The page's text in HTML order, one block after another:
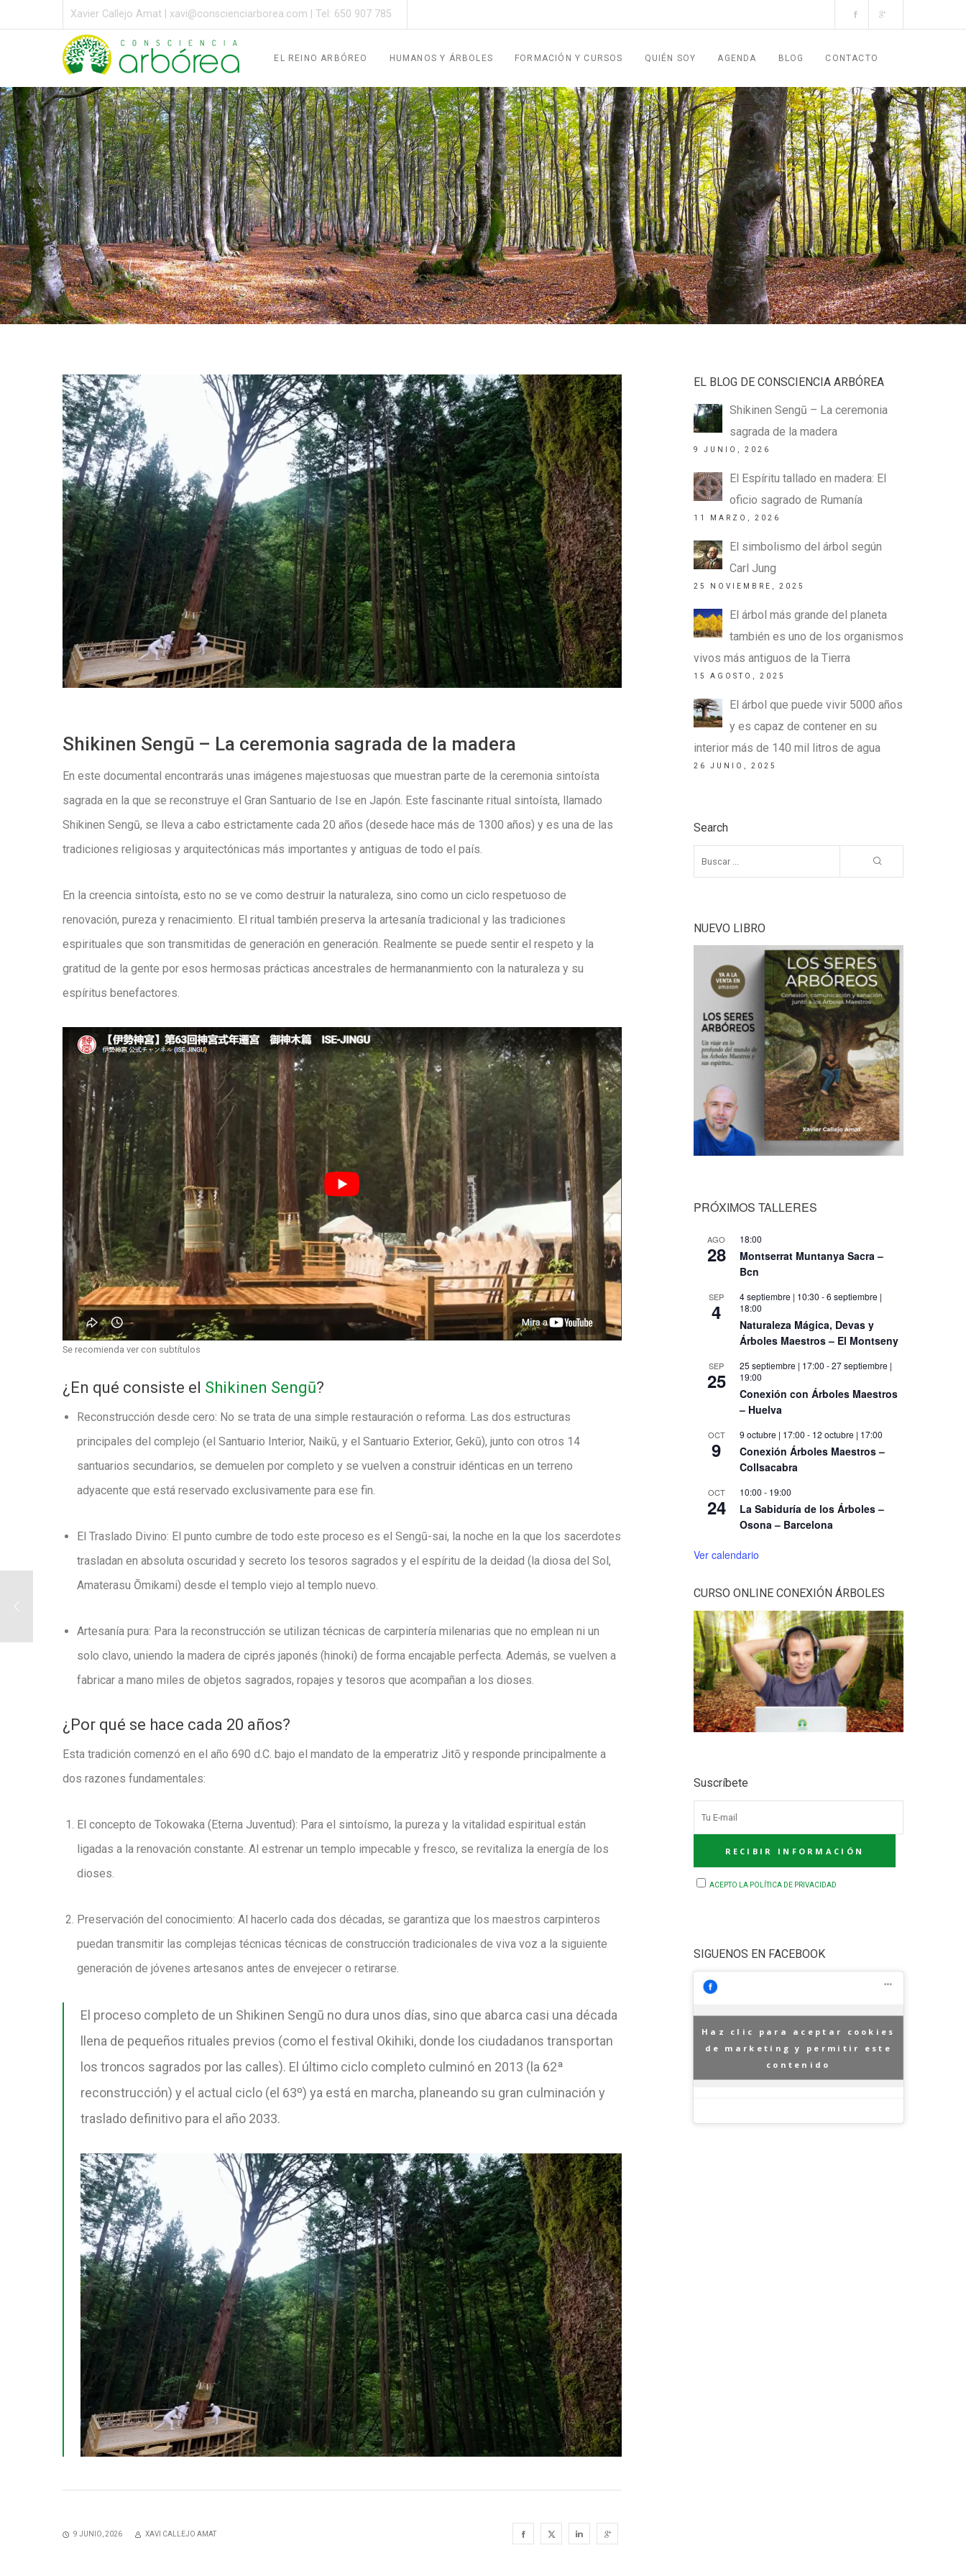
Xavier Callejo Amat | xavi@conscienciarborea.com | Tel: 650 907 785
EL REINO ARBÓREO HUMANOS Y ÁRBOLES FORMACIÓN Y CURSOS QUIÉN SOY AGENDA BLOG CONTACTO
Shikinen Sengū – La ceremonia sagrada de la madera
En este documental encontrarás unas imágenes majestuosas que muestran parte de la ceremonia sintoísta
sagrada en la que se reconstruye el Gran Santuario de Ise en Japón. Este fascinante ritual sintoísta, llamado
Shikinen Sengū, se lleva a cabo estrictamente cada 20 años (desede hace más de 1300 años) y es una de las
tradiciones religiosas y arquitectónicas más importantes y antiguas de todo el país.
En la creencia sintoísta, esto no se ve como destruir la naturaleza, sino como un ciclo respetuoso de
renovación, pureza y renacimiento. El ritual también preserva la artesanía tradicional y las tradiciones
espirituales que son transmitidas de generación en generación. Realmente se puede sentir el respeto y la
gratitud de la gente por esos hermosas prácticas ancestrales de hermananmiento con la naturaleza y su
espíritus benefactores.
Se recomienda ver con subtítulos
¿En qué consiste el Shikinen Sengū?
Reconstrucción desde cero: No se trata de una simple restauración o reforma. Las dos estructuras
principales del complejo (el Santuario Interior, Naikū, y el Santuario Exterior, Gekū), junto con otros 14
santuarios secundarios, se demuelen por completo y se vuelven a construir idénticas en un terreno
adyacente que está reservado exclusivamente para ese fin.
El Traslado Divino: El punto cumbre de todo este proceso es el Sengū-sai, la noche en la que los sacerdotes
trasladan en absoluta oscuridad y secreto los tesoros sagrados y el espíritu de la deidad (la diosa del Sol,
Amaterasu Ōmikami) desde el templo viejo al templo nuevo.
Artesanía pura: Para la reconstrucción se utilizan técnicas de carpintería milenarias que no emplean ni un
solo clavo, uniendo la madera de ciprés japonés (hinoki) de forma encajable perfecta. Además, se vuelven a
fabricar a mano miles de objetos sagrados, ropajes y tesoros que acompañan a los dioses.
¿Por qué se hace cada 20 años?
Esta tradición comenzó en el año 690 d.C. bajo el mandato de la emperatriz Jitō y responde principalmente a
dos razones fundamentales:
El concepto de Tokowaka (Eterna Juventud): Para el sintoísmo, la pureza y la vitalidad espiritual están
ligadas a la renovación constante. Al estrenar un templo impecable y fresco, se revitaliza la energía de los
dioses.
Preservación del conocimiento: Al hacerlo cada dos décadas, se garantiza que los maestros carpinteros
puedan transmitir las complejas técnicas técnicas de construcción tradicionales de viva voz a la siguiente
generación de jóvenes artesanos antes de envejecer o retirarse.
El proceso completo de un Shikinen Sengū no dura unos días, sino que abarca casi una década
llena de pequeños rituales previos (como el festival Okihiki, donde los ciudadanos transportan
los troncos sagrados por las calles). El último ciclo completo culminó en 2013 (la 62ª
reconstrucción) y el actual ciclo (el 63º) ya está en marcha, planeando su gran culminación y
traslado definitivo para el año 2033.
9 JUNIO, 2026 XAVI CALLEJO AMAT
EL BLOG DE CONSCIENCIA ARBÓREA
Shikinen Sengū – La ceremonia
sagrada de la madera
9 JUNIO, 2026
El Espíritu tallado en madera: El
oficio sagrado de Rumanía
11 MARZO, 2026
El simbolismo del árbol según
Carl Jung
25 NOVIEMBRE, 2025
El árbol más grande del planeta
también es uno de los organismos
vivos más antiguos de la Tierra
15 AGOSTO, 2025
El árbol que puede vivir 5000 años
y es capaz de contener en su
interior más de 140 mil litros de agua
26 JUNIO, 2025
Search
NUEVO LIBRO
PRÓXIMOS TALLERES
AGO
28
18:00
Montserrat Muntanya Sacra –
Bcn
SEP
4
4 septiembre | 10:30 -6 septiembre |
18:00
Naturaleza Mágica, Devas y
Árboles Maestros – El Montseny
SEP
25
25 septiembre | 17:00 -27 septiembre |
19:00
Conexión con Árboles Maestros
– Huelva
OCT
9
9 octubre | 17:00 - 12 octubre | 17:00
Conexión Árboles Maestros –
Collsacabra
OCT
24
10:00 - 19:00
La Sabiduría de los Árboles –
Osona – Barcelona
Ver calendario
CURSO ONLINE CONEXIÓN ÁRBOLES
Suscríbete
ACEPTO LA POLÍTICA DE PRIVACIDAD
SIGUENOS EN FACEBOOK
Haz clic para aceptar cookies
de marketing y permitir este
contenido